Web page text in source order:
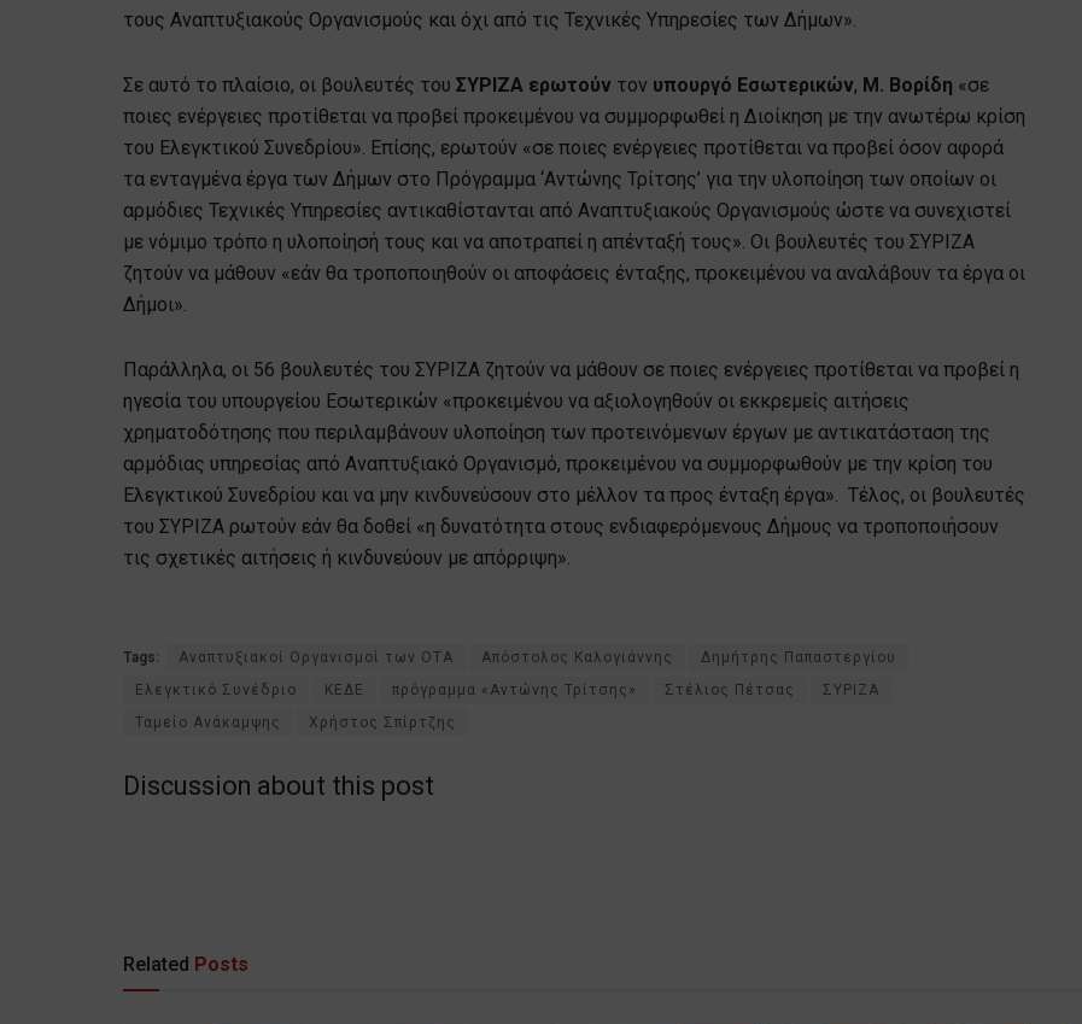
τους Αναπτυξιακούς Οργανισμούς και όχι από τις Τεχνικές Υπηρεσίες των Δήμων».
Σε αυτό το πλαίσιο, οι βουλευτές του ΣΥΡΙΖΑ ερωτούν τον υπουργό Εσωτερικών, Μ. Βορίδη «σε
ποιες ενέργειες προτίθεται να προβεί προκειμένου να συμμορφωθεί η Διοίκηση με την ανωτέρω κρίση
του Ελεγκτικού Συνεδρίου». Επίσης, ερωτούν «σε ποιες ενέργειες προτίθεται να προβεί όσον αφορά
τα ενταγμένα έργα των Δήμων στο Πρόγραμμα ‘Αντώνης Τρίτσης’ για την υλοποίηση των οποίων οι
αρμόδιες Τεχνικές Υπηρεσίες αντικαθίστανται από Αναπτυξιακούς Οργανισμούς ώστε να συνεχιστεί
με νόμιμο τρόπο η υλοποίησή τους και να αποτραπεί η απένταξή τους». Οι βουλευτές του ΣΥΡΙΖΑ
ζητούν να μάθουν «εάν θα τροποποιηθούν οι αποφάσεις ένταξης, προκειμένου να αναλάβουν τα έργα οι
Δήμοι».
Παράλληλα, οι 56 βουλευτές του ΣΥΡΙΖΑ ζητούν να μάθουν σε ποιες ενέργειες προτίθεται να προβεί η
ηγεσία του υπουργείου Εσωτερικών «προκειμένου να αξιολογηθούν οι εκκρεμείς αιτήσεις
χρηματοδότησης που περιλαμβάνουν υλοποίηση των προτεινόμενων έργων με αντικατάσταση της
αρμόδιας υπηρεσίας από Αναπτυξιακό Οργανισμό, προκειμένου να συμμορφωθούν με την κρίση του
Ελεγκτικού Συνεδρίου και να μην κινδυνεύσουν στο μέλλον τα προς ένταξη έργα». Τέλος, οι βουλευτές
του ΣΥΡΙΖΑ ρωτούν εάν θα δοθεί «η δυνατότητα στους ενδιαφερόμενους Δήμους να τροποποιήσουν
τις σχετικές αιτήσεις ή κινδυνεύουν με απόρριψη».
Tags: Αναπτυξιακοί Οργανισμοί των ΟΤΑ Απόστολος Καλογιάννης
Δημήτρης Παπαστεργίου
Ελεγκτικό Συνέδριο
ΚΕΔΕ πρόγραμμα «Αντώνης Τρίτσης» Στέλιος Πέτσας
ΣΥΡΙΖΑ
Ταμείο Ανάκαμψης
Χρήστος Σπίρτζης
Discussion about this post
Related Posts